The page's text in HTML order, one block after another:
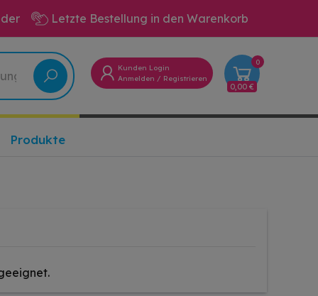
Letzte Bestellung in den Warenkorb
Kunden Login
Anmelden / Registrieren
0
0,00 €
Produkte